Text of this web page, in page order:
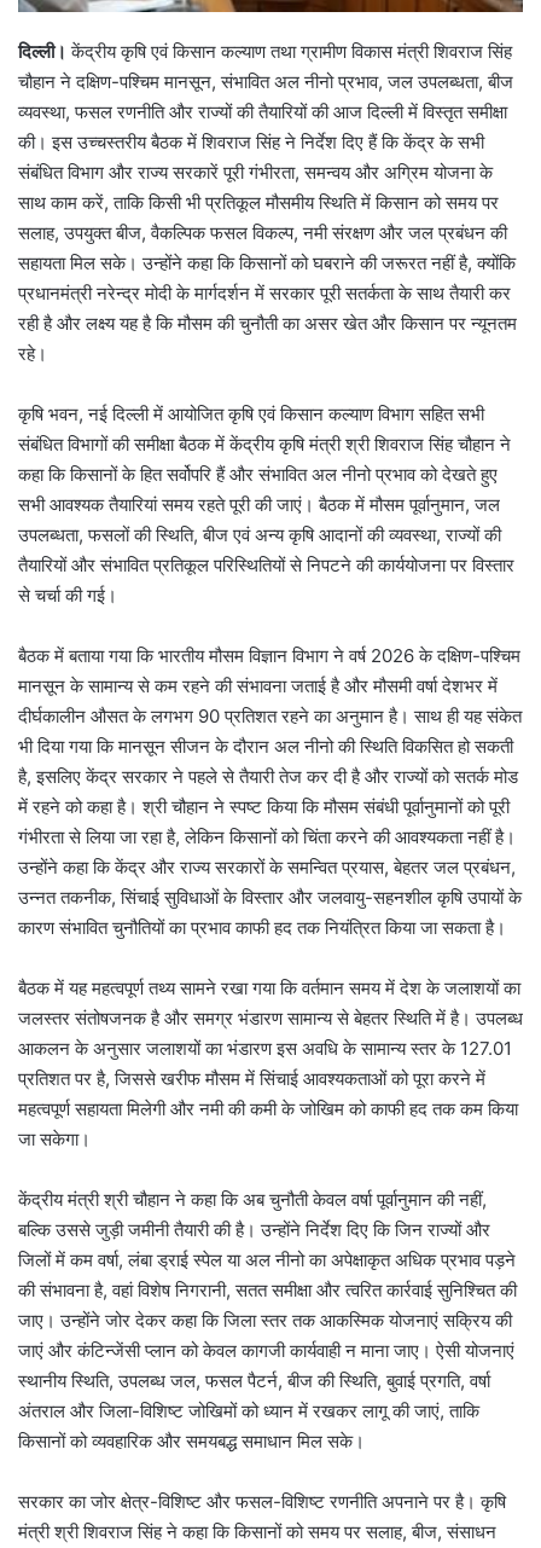
दिल्ली। केंद्रीय कृषि एवं किसान कल्याण तथा ग्रामीण विकास मंत्री शिवराज सिंह
चौहान ने दक्षिण-पश्चिम मानसून, संभावित अल नीनो प्रभाव, जल उपलब्धता, बीज
व्यवस्था, फसल रणनीति और राज्यों की तैयारियों की आज दिल्ली में विस्तृत समीक्षा
की। इस उच्चस्तरीय बैठक में शिवराज सिंह ने निर्देश दिए हैं कि केंद्र के सभी
संबंधित विभाग और राज्य सरकारें पूरी गंभीरता, समन्वय और अग्रिम योजना के
साथ काम करें, ताकि किसी भी प्रतिकूल मौसमीय स्थिति में किसान को समय पर
सलाह, उपयुक्त बीज, वैकल्पिक फसल विकल्प, नमी संरक्षण और जल प्रबंधन की
सहायता मिल सके। उन्होंने कहा कि किसानों को घबराने की जरूरत नहीं है, क्योंकि
प्रधानमंत्री नरेन्द्र मोदी के मार्गदर्शन में सरकार पूरी सतर्कता के साथ तैयारी कर
रही है और लक्ष्य यह है कि मौसम की चुनौती का असर खेत और किसान पर न्यूनतम
रहे।
कृषि भवन, नई दिल्ली में आयोजित कृषि एवं किसान कल्याण विभाग सहित सभी
संबंधित विभागों की समीक्षा बैठक में केंद्रीय कृषि मंत्री श्री शिवराज सिंह चौहान ने
कहा कि किसानों के हित सर्वोपरि हैं और संभावित अल नीनो प्रभाव को देखते हुए
सभी आवश्यक तैयारियां समय रहते पूरी की जाएं। बैठक में मौसम पूर्वानुमान, जल
उपलब्धता, फसलों की स्थिति, बीज एवं अन्य कृषि आदानों की व्यवस्था, राज्यों की
तैयारियों और संभावित प्रतिकूल परिस्थितियों से निपटने की कार्ययोजना पर विस्तार
से चर्चा की गई।
बैठक में बताया गया कि भारतीय मौसम विज्ञान विभाग ने वर्ष 2026 के दक्षिण-पश्चिम
मानसून के सामान्य से कम रहने की संभावना जताई है और मौसमी वर्षा देशभर में
दीर्घकालीन औसत के लगभग 90 प्रतिशत रहने का अनुमान है। साथ ही यह संकेत
भी दिया गया कि मानसून सीजन के दौरान अल नीनो की स्थिति विकसित हो सकती
है, इसलिए केंद्र सरकार ने पहले से तैयारी तेज कर दी है और राज्यों को सतर्क मोड
में रहने को कहा है। श्री चौहान ने स्पष्ट किया कि मौसम संबंधी पूर्वानुमानों को पूरी
गंभीरता से लिया जा रहा है, लेकिन किसानों को चिंता करने की आवश्यकता नहीं है।
उन्होंने कहा कि केंद्र और राज्य सरकारों के समन्वित प्रयास, बेहतर जल प्रबंधन,
उन्नत तकनीक, सिंचाई सुविधाओं के विस्तार और जलवायु-सहनशील कृषि उपायों के
कारण संभावित चुनौतियों का प्रभाव काफी हद तक नियंत्रित किया जा सकता है।
बैठक में यह महत्वपूर्ण तथ्य सामने रखा गया कि वर्तमान समय में देश के जलाशयों का
जलस्तर संतोषजनक है और समग्र भंडारण सामान्य से बेहतर स्थिति में है। उपलब्ध
आकलन के अनुसार जलाशयों का भंडारण इस अवधि के सामान्य स्तर के 127.01
प्रतिशत पर है, जिससे खरीफ मौसम में सिंचाई आवश्यकताओं को पूरा करने में
महत्वपूर्ण सहायता मिलेगी और नमी की कमी के जोखिम को काफी हद तक कम किया
जा सकेगा।
केंद्रीय मंत्री श्री चौहान ने कहा कि अब चुनौती केवल वर्षा पूर्वानुमान की नहीं,
बल्कि उससे जुड़ी जमीनी तैयारी की है। उन्होंने निर्देश दिए कि जिन राज्यों और
जिलों में कम वर्षा, लंबा ड्राई स्पेल या अल नीनो का अपेक्षाकृत अधिक प्रभाव पड़ने
की संभावना है, वहां विशेष निगरानी, सतत समीक्षा और त्वरित कार्रवाई सुनिश्चित की
जाए। उन्होंने जोर देकर कहा कि जिला स्तर तक आकस्मिक योजनाएं सक्रिय की
जाएं और कंटिन्जेंसी प्लान को केवल कागजी कार्यवाही न माना जाए। ऐसी योजनाएं
स्थानीय स्थिति, उपलब्ध जल, फसल पैटर्न, बीज की स्थिति, बुवाई प्रगति, वर्षा
अंतराल और जिला-विशिष्ट जोखिमों को ध्यान में रखकर लागू की जाएं, ताकि
किसानों को व्यवहारिक और समयबद्ध समाधान मिल सके।
सरकार का जोर क्षेत्र-विशिष्ट और फसल-विशिष्ट रणनीति अपनाने पर है। कृषि
मंत्री श्री शिवराज सिंह ने कहा कि किसानों को समय पर सलाह, बीज, संसाधन